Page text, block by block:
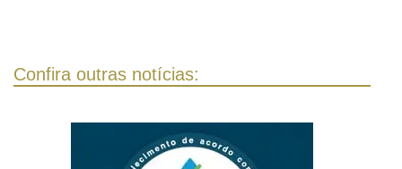
Confira outras notícias: